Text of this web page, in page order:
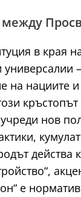
между
в края
на нациите
нов
действа
е